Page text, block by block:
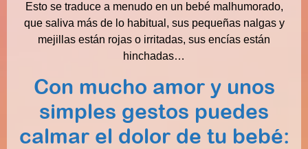
Esto se traduce a menudo en un bebé malhumorado,
que saliva más de lo habitual, sus pequeñas nalgas y
mejillas están rojas o irritadas, sus encías están
hinchadas…
Con mucho amor y unos
simples gestos puedes
calmar el dolor de tu bebé: